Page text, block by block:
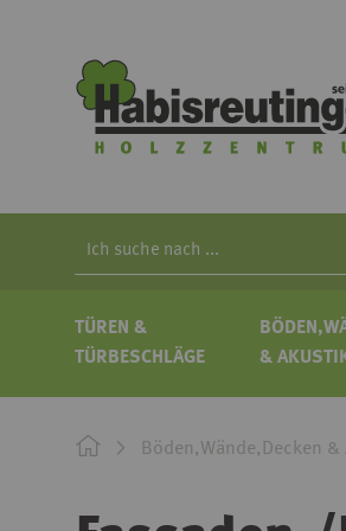
Search
TÜREN &
TÜRBESCHLÄGE
&
Böden,Wände,Decken